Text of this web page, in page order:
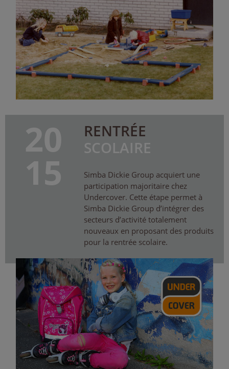
20
15
RENTRÉE
SCOLAIRE
Simba Dickie Group acquiert une
participation majoritaire chez
Undercover. Cette étape permet à
Simba Dickie Group d’intégrer des
secteurs d’activité totalement
nouveaux en proposant des produits
pour la rentrée scolaire.